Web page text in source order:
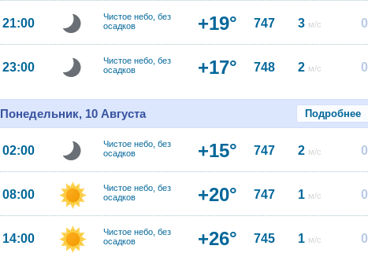
21:00
Чистое небо, без
осадков
+19° 747 3 м/с 0
23:00
Чистое небо, без
осадков
+17° 748 2 м/с 0
Понедельник, 10 Августа Подробнее
02:00
Чистое небо, без
осадков
+15° 747 2 м/с 0
08:00
Чистое небо, без
осадков
+20° 747 1 м/с 0
14:00
Чистое небо, без
осадков
+26° 745 1 м/с 0